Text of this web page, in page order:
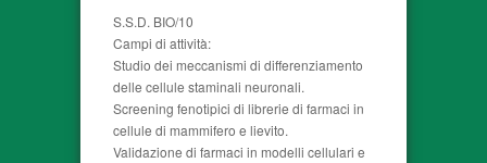
S.S.D. BIO/10
Campi di attività:
Studio dei meccanismi di differenziamento
delle cellule staminali neuronali.
Screening fenotipici di librerie di farmaci in
cellule di mammifero e lievito.
Validazione di farmaci in modelli cellulari e